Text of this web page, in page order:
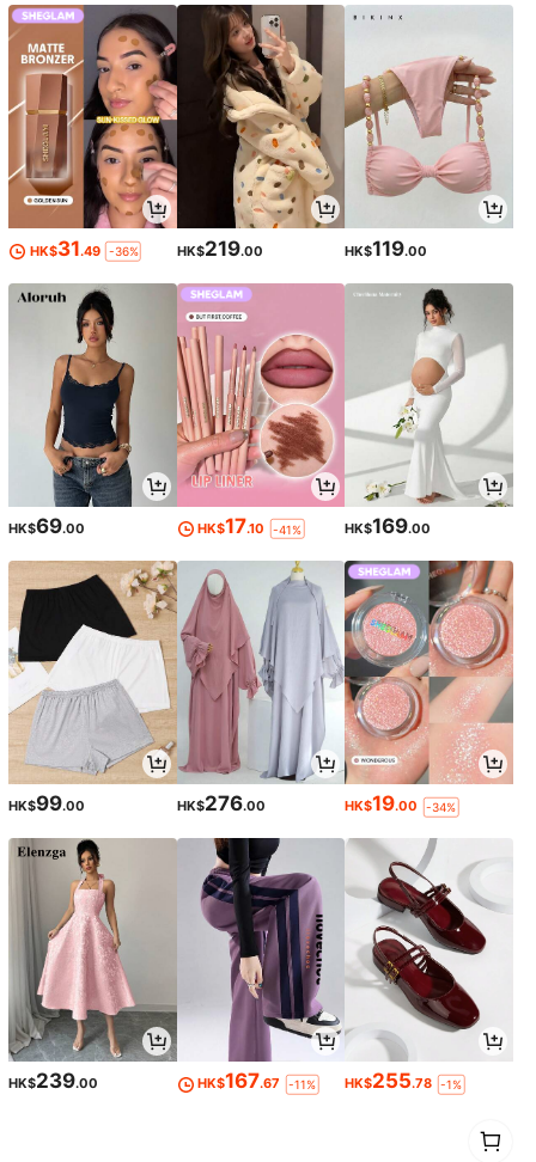
HK$31.49 -36% HK$219.00 HK$119.00
HK$69.00 HK$17.10 -41% HK$169.00
HK$99.00 HK$276.00 HK$19.00 -34%
HK$239.00 HK$167.67 -11% HK$255.78 -1%